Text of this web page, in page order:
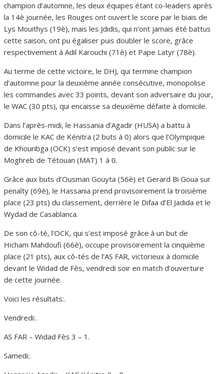
champion d’automne, les deux équipes étant co-leaders après
la 14è journée, les Rouges ont ouvert le score par le biais de
Lys Mouithys (19è), mais les Jdidis, qui n’ont jamais été battus
cette saison, ont pu égaliser puis doubler le score, grâce
respectivement à Adil Karouchi (71è) et Pape Latyr (78è).
Au terme de cette victoire, le DHJ, qui termine champion
d’automne pour la deuxième année consécutive, monopolise
les commandes avec 33 points, devant son adversaire du jour,
le WAC (30 pts), qui encaisse sa deuxième défaite à domicile.
Dans l’après-midi, le Hassania d’Agadir (HUSA) a battu à
domicile le KAC de Kénitra (2 buts à 0) alors que l’Olympique
de Khouribga (OCK) s’est imposé devant son public sur le
Moghreb de Tétouan (MAT) 1 à 0.
Grâce aux buts d’Ousman Gouyta (56è) et Gerard Bi Goua sur
penalty (69è), le Hassania prend provisoirement la troisième
place (23 pts) du classement, derrière le Difaa d’El Jadida et le
Wydad de Casablanca.
De son cô-té, l’OCK, qui s’est imposé grâce à un but de
Hicham Mahdoufi (66è), occupe provisoirement la cinquième
place (21 pts), aux cô-tés de l’AS FAR, victorieux à domicile
devant le Widad de Fès, vendredi soir en match d’ouverture
de cette journée.
Voici les résultats:.
Vendredi:.
AS FAR – Widad Fès 3 – 1.
Samedi:.